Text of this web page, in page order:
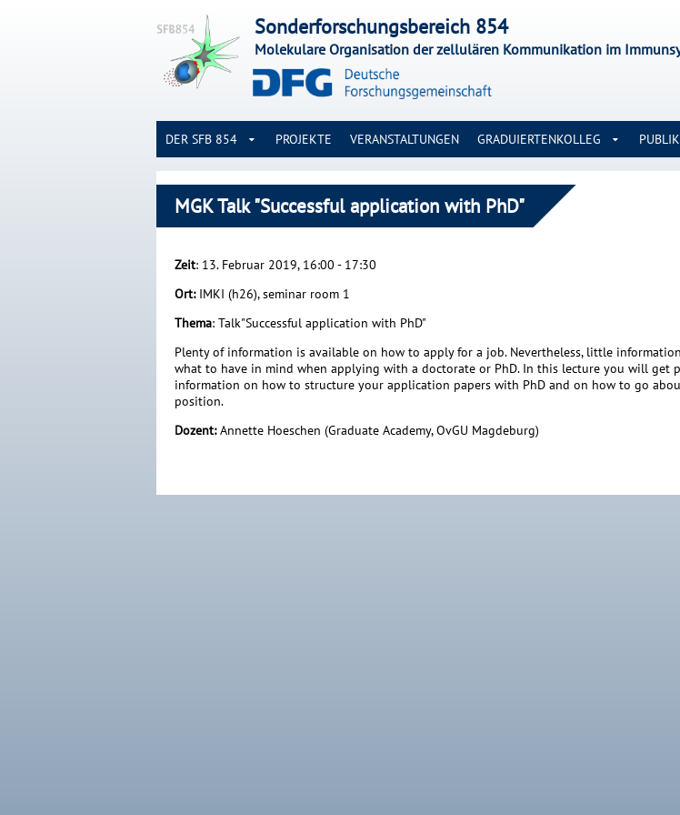
Sonderforschungsbereich 854
Molekulare Organisation der zellulären Kommunikation im
DER SFB 854 PROJEKTE VERANSTALTUNGEN GRADUIERTENKOLLEG
MGK Talk "Successful application with PhD"
Zeit: 13. Februar 2019, 16:00 - 17:30
Ort: IMKI (h26), seminar room 1
Thema: Talk"Successful application with PhD"
Plenty of information is available on how to apply for a job. Nevertheless, little
what to have in mind when applying with a doctorate or PhD. In this lecture you will get
information on how to structure your application papers with PhD and on how to go
position.
Dozent:Annette Hoeschen (Graduate Academy, OvGU Magdeburg)